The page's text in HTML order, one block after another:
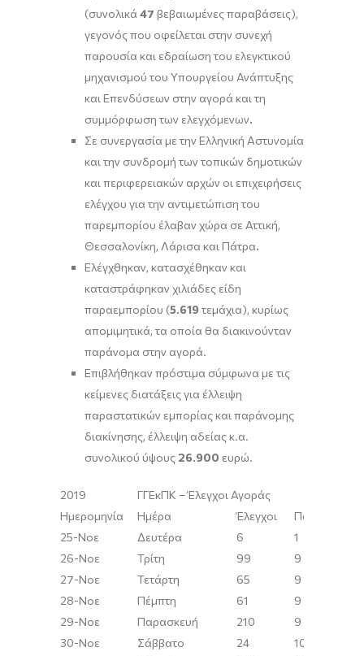
(συνολικά 47 βεβαιωμένες παραβάσεις),
γεγονός που οφείλεται στην συνεχή
παρουσία και εδραίωση του ελεγκτικού
μηχανισμού του Υπουργείου Ανάπτυξης
και Επενδύσεων στην αγορά και τη
συμμόρφωση των ελεγχόμενων.
Σε συνεργασία με την Ελληνική Αστυνομία
και την συνδρομή των τοπικών δημοτικών
και περιφερειακών αρχών οι επιχειρήσεις
ελέγχου για την αντιμετώπιση του
παρεμπορίου έλαβαν χώρα σε Αττική,
Θεσσαλονίκη, Λάρισα και Πάτρα.
Ελέγχθηκαν, κατασχέθηκαν και
καταστράφηκαν χιλιάδες είδη
παραεμπορίου (5.619 τεμάχια), κυρίως
απομιμητικά, τα οποία θα διακινούνταν
παράνομα στην αγορά.
Επιβλήθηκαν πρόστιμα σύμφωνα με τις
κείμενες διατάξεις για έλλειψη
παραστατικών εμπορίας και παράνομης
διακίνησης, έλλειψη αδείας κ.α.
συνολικού ύψους 26.900 ευρώ.
2019
ΓΓΕκΠΚ – Έλεγχοι Αγοράς
Ημερομηνία
Ημέρα Έλεγχοι
Παραβάσεις
25-Νοε
Δευτέρα 6
1
26-Νοε
Τρίτη 99
9
27-Νοε
Τετάρτη 65
9
28-Νοε
Πέμπτη 61
9
29-Νοε
Παρασκευή 210
9
30-Νοε
Σάββατο 24
10